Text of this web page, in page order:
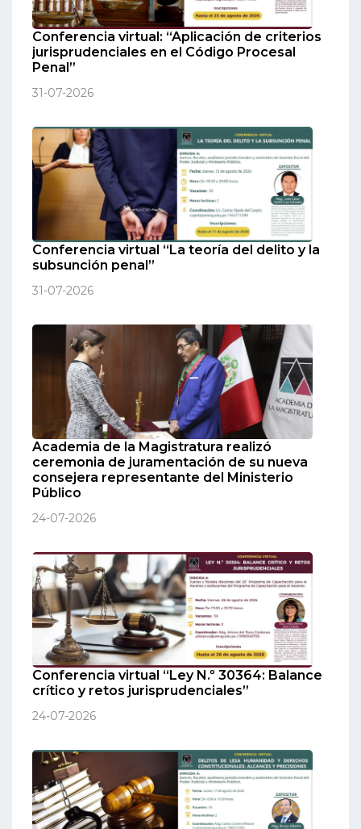
Conferencia virtual: “Aplicación de criterios
jurisprudenciales en el Código Procesal
Penal”
31-07-2026
Conferencia virtual “La teoría del delito y la
subsunción penal”
31-07-2026
Academia de la Magistratura realizó
ceremonia de juramentación de su nueva
consejera representante del Ministerio
Público
24-07-2026
Conferencia virtual “Ley N.º 30364: Balance
crítico y retos jurisprudenciales”
24-07-2026